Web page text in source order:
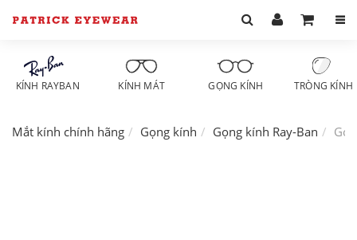
KÍNH RAYBAN KÍNH MÁT GỌNG KÍNH TRÒNG KÍNH
Mắt kính chính hãng Gọng kính Gọng kính Ray-Ban